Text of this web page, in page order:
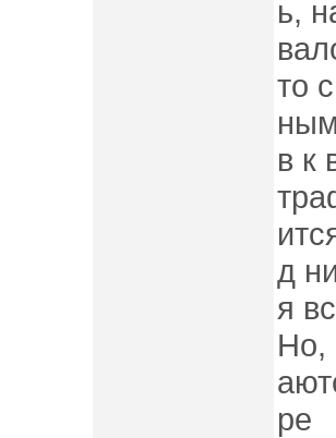
ь,
то
в к
д
я
Но,
ре